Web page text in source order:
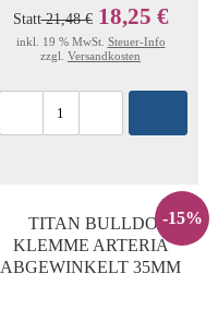
Statt21,48 € 18,25 €
inkl. 19 % MwSt. Steuer-Info
zzgl. Versandkosten
-15%